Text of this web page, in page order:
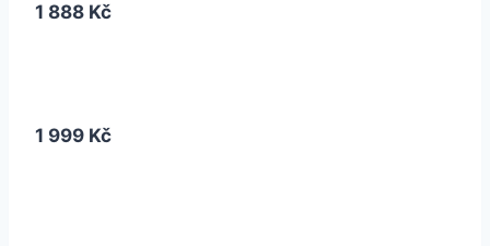
1 888 Kč
1 999 Kč